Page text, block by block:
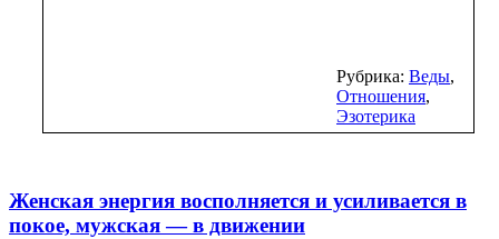
Рубрика: Веды,
Отношения,
Эзотерика
Женская энергия восполняется и усиливается в
покое, мужская — в движении